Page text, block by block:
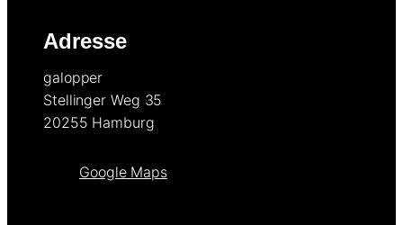
Adresse
galopper
Stellinger Weg 35
20255 Hamburg
Google Maps